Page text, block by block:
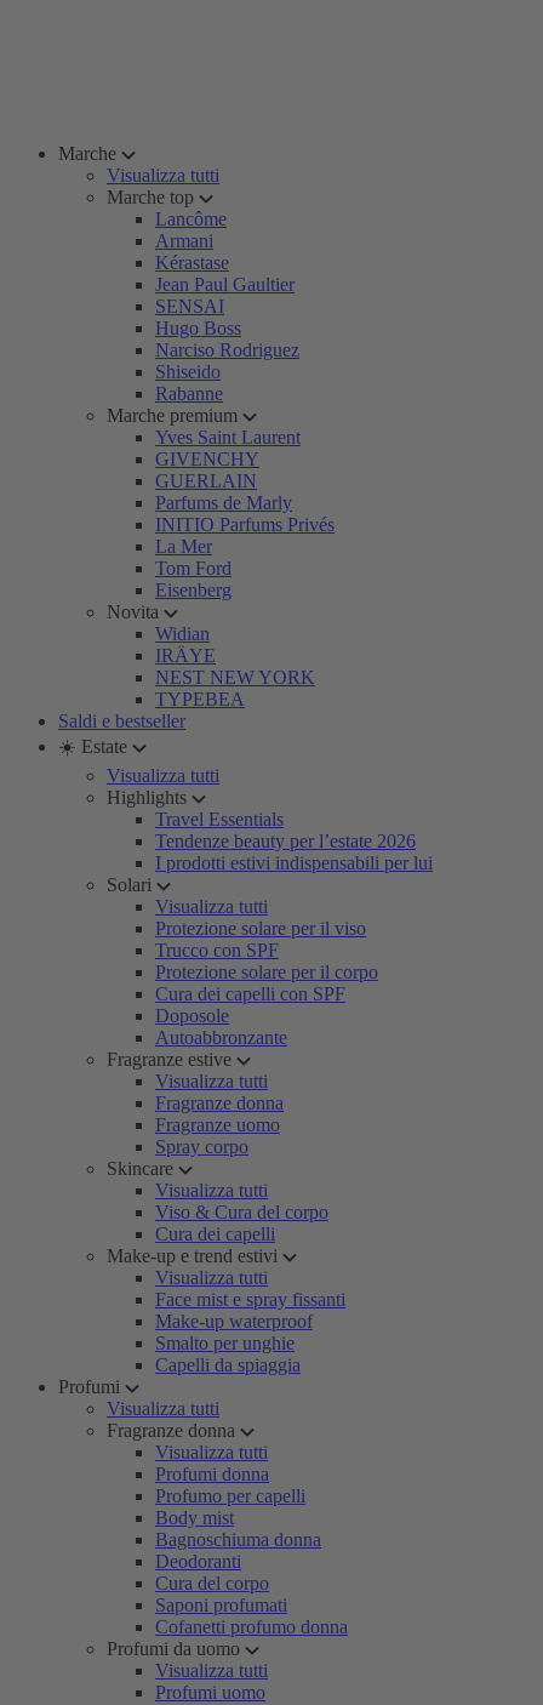
Marche
Visualizza tutti
Marche top
Lancôme
Armani
Kérastase
Jean Paul Gaultier
SENSAI
Hugo Boss
Narciso Rodriguez
Shiseido
Rabanne
Marche premium
Yves Saint Laurent
GIVENCHY
GUERLAIN
Parfums de Marly
INITIO Parfums Privés
La Mer
Tom Ford
Eisenberg
Novita
Widian
IRÄYE
NEST NEW YORK
TYPEBEA
Saldi e bestseller
☀️ Estate
Visualizza tutti
Highlights
Travel Essentials
Tendenze beauty per l’estate 2026
I prodotti estivi indispensabili per lui
Solari
Visualizza tutti
Protezione solare per il viso
Trucco con SPF
Protezione solare per il corpo
Cura dei capelli con SPF
Doposole
Autoabbronzante
Fragranze estive
Visualizza tutti
Fragranze donna
Fragranze uomo
Spray corpo
Skincare
Visualizza tutti
Viso & Cura del corpo
Cura dei capelli
Make-up e trend estivi
Visualizza tutti
Face mist e spray fissanti
Make-up waterproof
Smalto per unghie
Capelli da spiaggia
Profumi
Visualizza tutti
Fragranze donna
Visualizza tutti
Profumi donna
Profumo per capelli
Body mist
Bagnoschiuma donna
Deodoranti
Cura del corpo
Saponi profumati
Cofanetti profumo donna
Profumi da uomo
Visualizza tutti
Profumi uomo